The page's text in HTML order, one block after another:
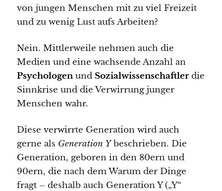
von jungen Menschen mit zu viel Freizeit
und zu wenig Lust aufs Arbeiten?
Nein. Mittlerweile nehmen auch die
Medien und eine wachsende Anzahl an
Psychologenund Sozialwissenschaftlerdie
Sinnkrise und die Verwirrung junger
Menschen wahr.
Diese verwirrte Generation wird auch
gerne als Generation Ybeschrieben. Die
Generation, geboren in den 80ern und
90ern, die nach dem Warum der Dinge
fragt – deshalb auch Generation Y („Y“